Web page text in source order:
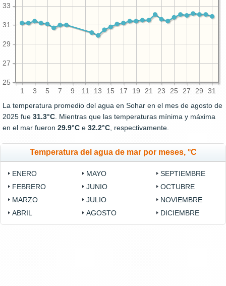
1 3 5 7 9 11 13 15 17 19 21 23 25 27 29 31
25
27
29
31
33
La temperatura promedio del agua en Sohar en el mes de agosto de
2025 fue 31.3°C . Mientras que las temperaturas mínima y máxima
en el mar fueron 29.9°C e 32.2°C , respectivamente.
Temperatura del agua de mar por meses, °C
ENERO
FEBRERO
MARZO
ABRIL
MAYO
JUNIO
JULIO
AGOSTO
SEPTIEMBRE
OCTUBRE
NOVIEMBRE
DICIEMBRE